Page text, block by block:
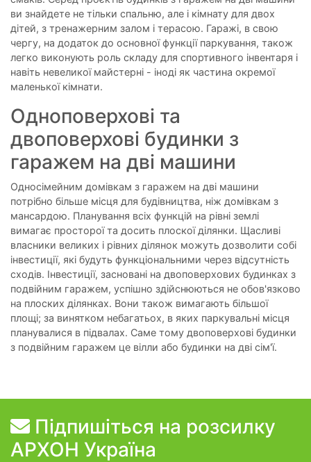
ви знайдете не тільки спальню, але і кімнату для двох
дітей, з тренажерним залом і терасою. Гаражі, в свою
чергу, на додаток до основної функції паркування, також
легко виконують роль складу для спортивного інвентаря і
навіть невеликої майстерні - іноді як частина окремої
маленької кімнати.
Одноповерхові та
двоповерхові будинки з
гаражем на дві машини
Односімейним домівкам з гаражем на дві машини
потрібно більше місця для будівництва, ніж домівкам з
мансардою. Планування всіх функцій на рівні землі
вимагає просторої та досить плоскої ділянки. Щасливі
власники великих і рівних ділянок можуть дозволити собі
інвестиції, які будуть функціональними через відсутність
сходів. Інвестиції, засновані на двоповерхових будинках з
подвійним гаражем, успішно здійснюються не обов'язково
на плоских ділянках. Вони також вимагають більшої
площі; за винятком небагатьох, в яких паркувальні місця
планувалися в підвалах. Саме тому двоповерхові будинки
з подвійним гаражем це вілли або будинки на дві сім'ї.
Підпишіться на розсилку
АРХОН Україна